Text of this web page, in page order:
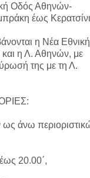
Οδός Αθηνών-
έως
η Νέα Εθνική
η Λ. Αθηνών, με
της με τη Λ.
άνω
20.00΄,